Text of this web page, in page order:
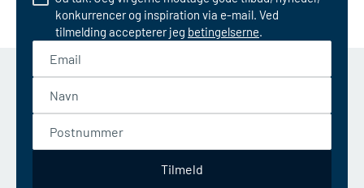
konkurrencer og inspiration via e-mail. Ved
tilmelding accepterer jeg betingelserne.
Tilmeld